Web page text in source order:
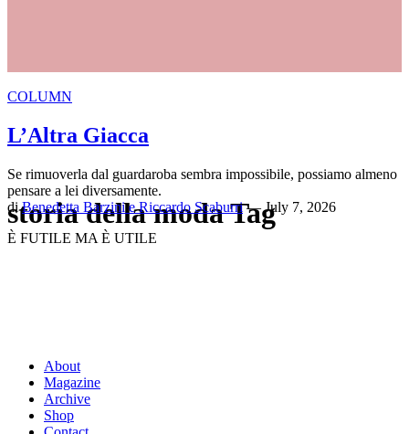
storia della moda Tag
COLUMN
L’Altra Giacca
Se rimuoverla dal guardaroba sembra impossibile, possiamo almeno
pensare a lei diversamente.
diBenedetta Barzini e Riccardo Scaburri— July 7, 2026
È FUTILE MA È UTILE
About
Magazine
Archive
Shop